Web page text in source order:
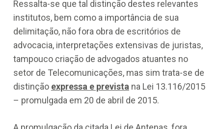
Ressalta-se que tal distinção destes relevantes
institutos, bem como a importância de sua
delimitação, não fora obra de escritórios de
advocacia, interpretações extensivas de juristas,
tampouco criação de advogados atuantes no
setor de Telecomunicações, mas sim trata-se de
distinção expressa e prevista na Lei 13.116/2015
– promulgada em 20 de abril de 2015.